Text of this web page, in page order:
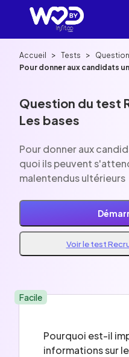
Accueil > Tests >
Pour donner aux candidats
Question du test
Les bases
Pour donner aux
quoi ils peuvent
malentendus ultérieurs
Voir le test
Facile
Pourquoi est-il
informations sur